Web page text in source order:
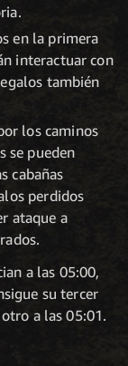
en la primera
interactuar con
también
los caminos
se pueden
cabañas
perdidos
ataque a
a las 05:00,
su tercer
a las 05:01.